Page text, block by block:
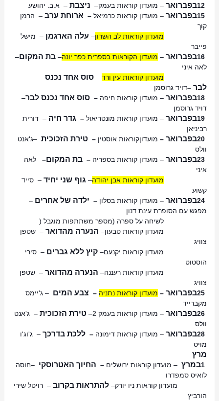
12בפברואר – מועדון קוראות בעמק– ניצבת –א.ב. יהושע
15בפברואר – מועדון קוראות כרמיאל –ארוחת ערב – הרמן
קוך
מועדון קוראות לב השרון– עלה הארגמן – מישל
פייבר
16בפברואר – מועדון הקוראות בספרית כפר יונה– בת המקום–
לאה איני
מועדון קוראות עין ורד– סוס אחד נכנס
לבר –דויד גרוסמן
18בפברואר – מועדון קוראות חיפה –סוס אחד נכנס לבר–
דויד גרוסמן
19בפברואר – מועדון קוראות מונטריאול –גדר חיה –דורית
רביניאן
20בפברואר – מועדוןקוראות אוסטין – טירת הזכוכית –ג'אנט
וולס
23בפברואר – מועדון קוראות בספריה –בת המקום–
לאה
איני
מועדון קוראות אבן יהודה– גוף שני יחיד –סייד
קשוע
24בפברואר – מועדון קוראות בסלון – ילדה של אחרים –
מפגש עם הסופרת עינת דנון
לשיחה על ספרה (מספר משתתפות מוגבל )
מועדון קוראות טבעון– הנערה מהדואר –שטפן
צוויג
מועדון קוראות יקנעם– קיץ ללא גברים –סירי
הוסטוט
מועדון קוראות רעננה– הנערה מהדואר –שטפן
צוויג
25בפברואר – מועדון קוראות נתניה – צבע המים –ג'יימס
מקברייד
26בפברואר – מועדון קוראות בעמק 2 – טירת הזכוכית –ג'אנט
וולס
28בפברואר – מועדון קוראות דימונה –ללכת בדרכך –ג'וג'ו
מויס
מרץ
1במרץ – מועדון קוראות ירושלים – החיוך האטרוסקי –חוסה
לואיס סמפדרו
מועדון קוראות ניו יורק– להתראות בקרוב –רויטל שירי
הורביץ